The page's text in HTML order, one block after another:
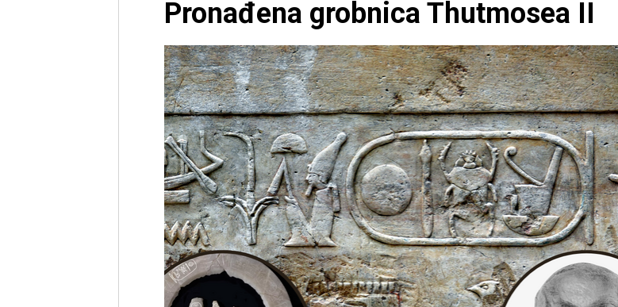
Pronađena grobnica Thutmosea II